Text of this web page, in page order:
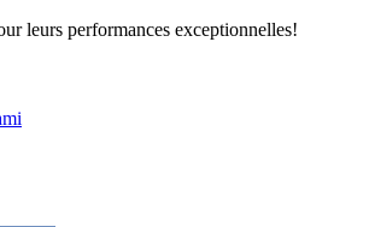
leurs performances exceptionnelles!